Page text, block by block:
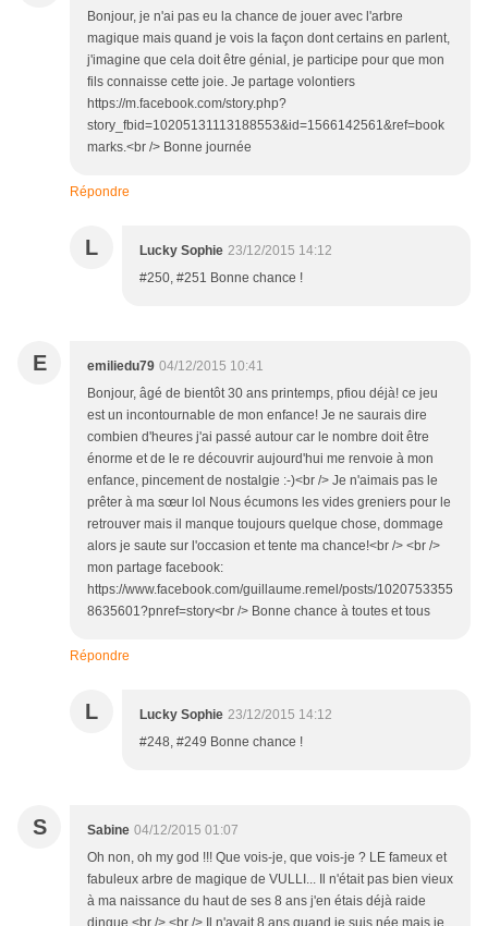
Bonjour, je n'ai pas eu la chance de jouer avec l'arbre
magique mais quand je vois la façon dont certains en parlent,
j'imagine que cela doit être génial, je participe pour que mon
fils connaisse cette joie. Je partage volontiers
https://m.facebook.com/story.php?
story_fbid=10205131113188553&id=1566142561&ref=book
marks.<br /> Bonne journée
Répondre
L Lucky Sophie 23/12/2015 14:12
#250, #251 Bonne chance !
E emiliedu79 04/12/2015 10:41
Bonjour, âgé de bientôt 30 ans printemps, pfiou déjà! ce jeu
est un incontournable de mon enfance! Je ne saurais dire
combien d'heures j'ai passé autour car le nombre doit être
énorme et de le re découvrir aujourd'hui me renvoie à mon
enfance, pincement de nostalgie :-)<br /> Je n'aimais pas le
prêter à ma sœur lol Nous écumons les vides greniers pour le
retrouver mais il manque toujours quelque chose, dommage
alors je saute sur l'occasion et tente ma chance!<br /> <br />
mon partage facebook:
https://www.facebook.com/guillaume.remel/posts/1020753355
8635601?pnref=story<br /> Bonne chance à toutes et tous
Répondre
L Lucky Sophie 23/12/2015 14:12
#248, #249 Bonne chance !
S Sabine 04/12/2015 01:07
Oh non, oh my god !!! Que vois-je, que vois-je ? LE fameux et
fabuleux arbre de magique de VULLI... Il n'était pas bien vieux
à ma naissance du haut de ses 8 ans j'en étais déjà raide
dingue.<br /> <br /> Il n'avait 8 ans quand je suis née mais je